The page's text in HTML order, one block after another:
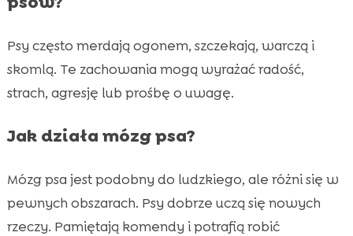
Psy często merdają ogonem, szczekają, warczą i
skomlą. Te zachowania mogą wyrażać radość,
strach, agresję lub prośbę o uwagę.
Jak działa mózg psa?
Mózg psa jest podobny do ludzkiego, ale różni się w
pewnych obszarach. Psy dobrze uczą się nowych
rzeczy. Pamiętają komendy i potrafią robić